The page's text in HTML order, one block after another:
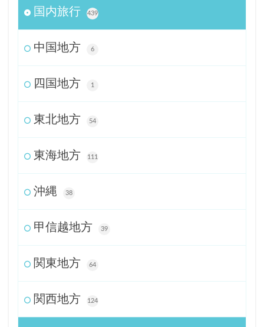
国内旅行 439
中国地方 6
四国地方 1
東北地方 54
東海地方 111
沖縄 38
甲信越地方 39
関東地方 64
関西地方 124